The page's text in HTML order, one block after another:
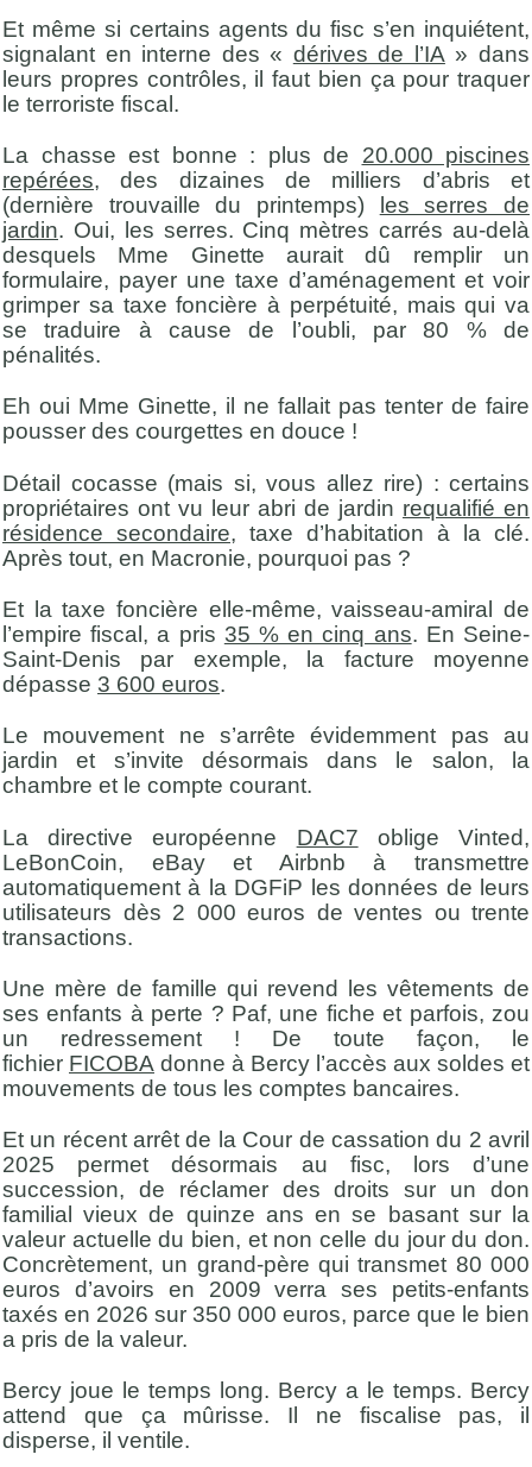
Et même si certains agents du fisc s’en inquiétent,
signalant en interne des « dérives de l’IA » dans
leurs propres contrôles, il faut bien ça pour traquer
le terroriste fiscal.
La chasse est bonne : plus de 20.000 piscines
repérées, des dizaines de milliers d’abris et
(dernière trouvaille du printemps)
les serres de
jardin. Oui, les serres. Cinq mètres carrés au-delà
desquels Mme Ginette aurait dû remplir un
formulaire, payer une taxe d’aménagement et voir
grimper sa taxe foncière à perpétuité, mais qui va
se traduire à cause de l’oubli, par 80 % de
pénalités.
Eh oui Mme Ginette, il ne fallait pas tenter de faire
pousser des courgettes en douce !
Détail cocasse (mais si, vous allez rire) : certains
propriétaires ont vu leur abri de jardin requalifié en
résidence secondaire, taxe d’habitation à la clé.
Après tout, en Macronie, pourquoi pas ?
Et la taxe foncière elle-même, vaisseau-amiral de
l’empire fiscal, a pris 35 % en cinq ans. En Seine-
Saint-Denis par exemple, la facture moyenne
dépasse 3 600 euros.
Le mouvement ne s’arrête évidemment pas au
jardin et s’invite désormais dans le salon, la
chambre et le compte courant.
La directive européenne DAC7 oblige Vinted,
LeBonCoin, eBay et Airbnb à transmettre
automatiquement à la DGFiP les données de leurs
utilisateurs dès 2 000 euros de ventes ou trente
transactions.
Une mère de famille qui revend les vêtements de
ses enfants à perte ? Paf, une fiche et parfois, zou
un redressement ! De toute façon, le
fichier FICOBA donne à Bercy l’accès aux soldes et
mouvements de tous les comptes bancaires.
Et un récent arrêt de la Cour de cassation du 2 avril
2025 permet désormais au fisc, lors d’une
succession, de réclamer des droits sur un don
familial vieux de quinze ans en se basant sur la
valeur actuelle du bien, et non celle du jour du don.
Concrètement, un grand-père qui transmet 80 000
euros d’avoirs en 2009 verra ses petits-enfants
taxés en 2026 sur 350 000 euros, parce que le bien
a pris de la valeur.
Bercy joue le temps long. Bercy a le temps. Bercy
attend que ça mûrisse. Il ne fiscalise pas, il
disperse, il ventile.